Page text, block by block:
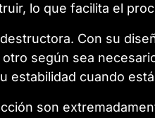
lo que facilita el
Con su
según sea
estabilidad cuando
son